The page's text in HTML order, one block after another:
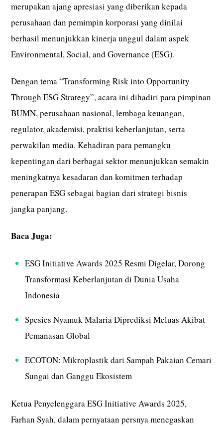
merupakan ajang apresiasi yang diberikan kepada
perusahaan dan pemimpin korporasi yang dinilai
berhasil menunjukkan kinerja unggul dalam aspek
Environmental, Social, and Governance (ESG).
Dengan tema “Transforming Risk into Opportunity
Through ESG Strategy”, acara ini dihadiri para pimpinan
BUMN, perusahaan nasional, lembaga keuangan,
regulator, akademisi, praktisi keberlanjutan, serta
perwakilan media. Kehadiran para pemangku
kepentingan dari berbagai sektor menunjukkan semakin
meningkatnya kesadaran dan komitmen terhadap
penerapan ESG sebagai bagian dari strategi bisnis
jangka panjang.
Baca Juga:
ESG Initiative Awards 2025 Resmi Digelar, Dorong
Transformasi Keberlanjutan di Dunia Usaha
Indonesia
Spesies Nyamuk Malaria Diprediksi Meluas Akibat
Pemanasan Global
ECOTON: Mikroplastik dari Sampah Pakaian Cemari
Sungai dan Ganggu Ekosistem
Ketua Penyelenggara ESG Initiative Awards 2025,
Farhan Syah, dalam pernyataan persnya menegaskan